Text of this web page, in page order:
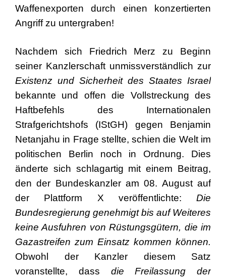
Waffenexporten durch einen konzertierten
Angriff zu untergraben!
Nachdem sich Friedrich Merz zu Beginn
seiner Kanzlerschaft unmissverständlich zur
Existenz und Sicherheit des Staates Israel
bekannte und offen die Vollstreckung des
Haftbefehls des Internationalen
Strafgerichtshofs (IStGH) gegen Benjamin
Netanjahu in Frage stellte, schien die Welt im
politischen Berlin noch in Ordnung. Dies
änderte sich schlagartig mit einem Beitrag,
den der Bundeskanzler am 08. August auf
der Plattform X veröffentlichte: Die
Bundesregierung genehmigt bis auf Weiteres
keine Ausfuhren von Rüstungsgütern, die im
Gazastreifen zum Einsatz kommen können.
Obwohl der Kanzler diesem Satz
voranstellte, dass die Freilassung der